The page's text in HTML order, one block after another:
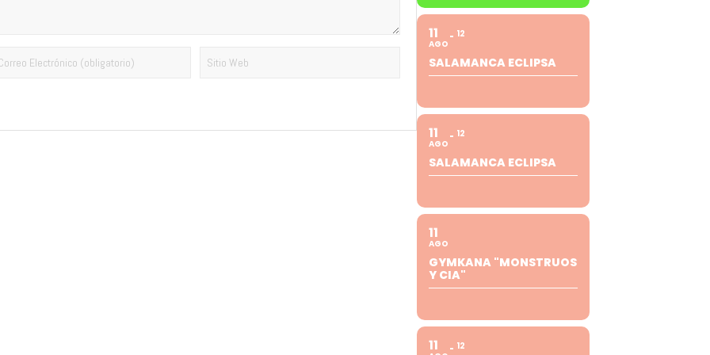
11
AGO
12
SALAMANCA ECLIPSA
11
AGO
12
SALAMANCA ECLIPSA
11
AGO
GYMKANA "MONSTRUOS
Y CIA"
11 12